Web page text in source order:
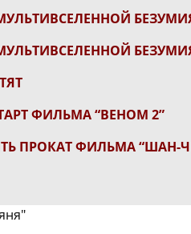
ФИЛЬМА “ВЕНОМ 2”
ПРОКАТ ФИЛЬМА “ШАН-